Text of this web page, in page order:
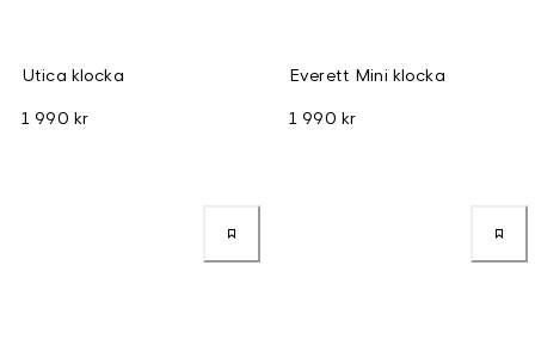
Utica klocka
1 990 kr
Everett Mini klocka
1 990 kr